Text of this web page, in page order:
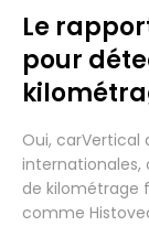
Le
pour
Oui, carVertical
internationales,
de kilométrage
comme